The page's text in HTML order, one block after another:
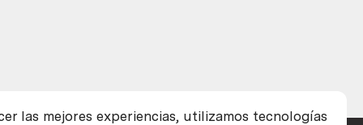
las mejores experiencias, utilizamos tecnologías